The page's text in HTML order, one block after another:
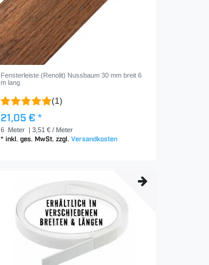
Fensterleiste (Renolit) Nussbaum 30 mm breit 6
m lang
(1)
21,05 € *
6 Meter | 3,51 € / Meter
* inkl. ges. MwSt. zzgl. Versandkosten